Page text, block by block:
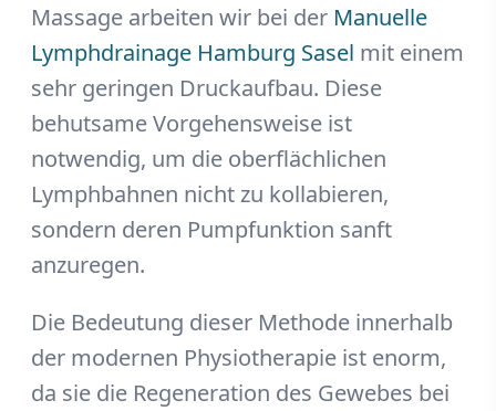
Massage arbeiten wir bei der Manuelle
Lymphdrainage Hamburg Sasel mit einem
sehr geringen Druckaufbau. Diese
behutsame Vorgehensweise ist
notwendig, um die oberflächlichen
Lymphbahnen nicht zu kollabieren,
sondern deren Pumpfunktion sanft
anzuregen.
Die Bedeutung dieser Methode innerhalb
der modernen Physiotherapie ist enorm,
da sie die Regeneration des Gewebes bei